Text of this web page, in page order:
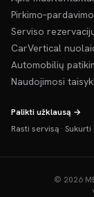
Serviso
CarVertical
Automobilių
Naudojimosi
Palikti užklausą →
Rasti servisą · Sukurti
© 2026